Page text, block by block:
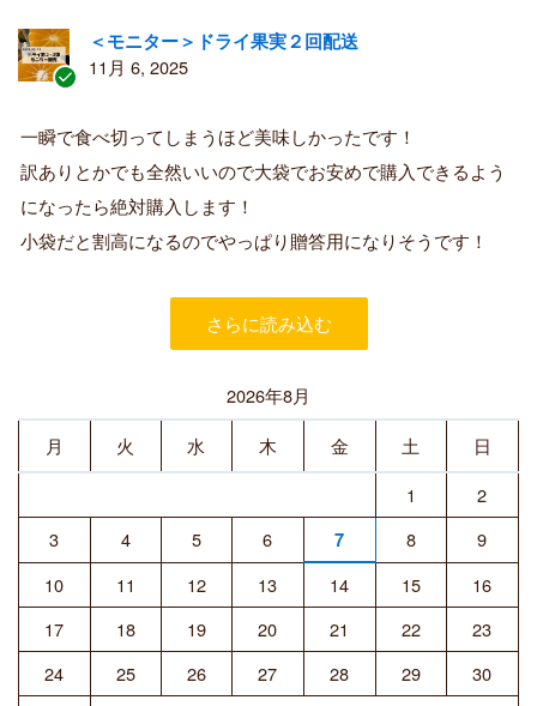
証
済
み
購
者
＜モニター＞ドライ果実２回配送
11月 6, 2025
一瞬で食べ切ってしまうほど美味しかったです！
訳ありとかでも全然いいので大袋でお安めで購入できるよう
になったら絶対購入します！
小袋だと割高になるのでやっぱり贈答用になりそうです！
さらに読み込む
2026年8月
月
火 水 木 金 土
日
1
2
3
4 5 6 7 8
9
10
11 12 13 14 15
16
17
18 19 20 21 22
23
24
25 26 27 28 29
30